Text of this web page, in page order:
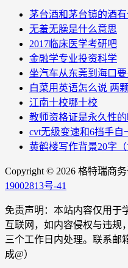
茅台酒和茅台镇的酒有
无羞无臊是什么意思
2017临床医学考研吧
金融学专业投资科学
坐汽车从东莞到海口要
白菜用英语怎么说 两
江南十校哪十校
教师资格证是永久性
cvt无级变速和6挡手自
黄鹤楼写作背景20字（
Copyright © 2026 格特瑞商
19002813号-41
免责声明：本站内容仅用于
互联网，如内容侵权与违规
三个工作日内处理。联系邮
成@）